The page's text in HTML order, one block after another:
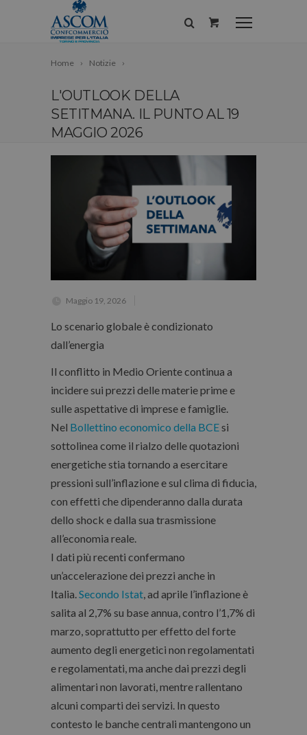
Home Notizie
L'OUTLOOK DELLA
SETITMANA. IL PUNTO AL 19
MAGGIO 2026
Maggio 19, 2026
Lo scenario globale è condizionato
dall’energia
Il conflitto in Medio Oriente continua a
incidere sui prezzi delle materie prime e
sulle aspettative di imprese e famiglie.
Nel Bollettino economico della BCEsi
sottolinea come il rialzo delle quotazioni
energetiche stia tornando a esercitare
pressioni sull’inflazione e sul clima di fiducia,
con effetti che dipenderanno dalla durata
dello shock e dalla sua trasmissione
all’economia reale.
I dati più recenti confermano
un’accelerazione dei prezzi anche in
Italia.Secondo Istat, ad aprile l’inflazione è
salita al 2,7% su base annua, contro l’1,7% di
marzo, soprattutto per effetto del forte
aumento degli energetici non regolamentati
e regolamentati, ma anche dai prezzi degli
alimentari non lavorati, mentre rallentano
alcuni comparti dei servizi. In questo
contesto le banche centrali mantengono un